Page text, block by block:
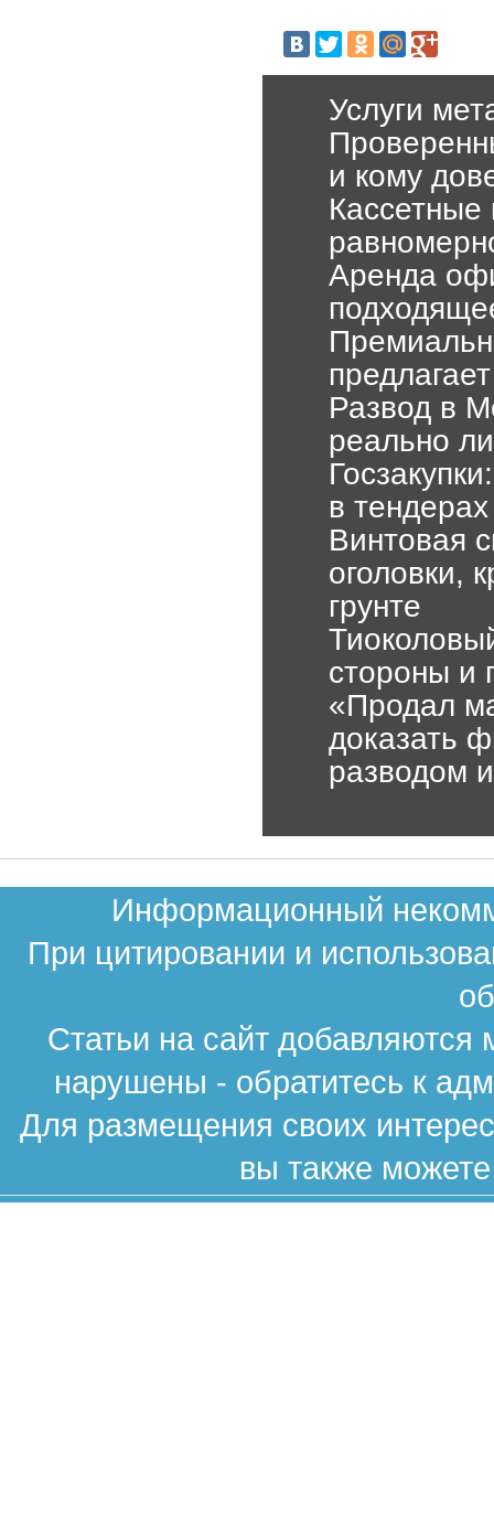
Услуги
и кому
Аренда
Развод в
реально
в тендерах
Винтовая
оголовки,
грунте
стороны и
«Продал
доказать
разводом
Информационный
При цитировании и
Статьи на сайт
нарушены - обратитесь к
Для размещения своих
вы также